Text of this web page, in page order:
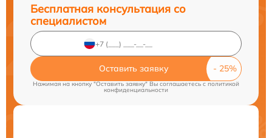
Бесплатная консультация со
специалистом
Оставить заявку
Нажимая на кнопку "Оставить заявку" Вы соглашаетесь c политикой
конфиденциальности